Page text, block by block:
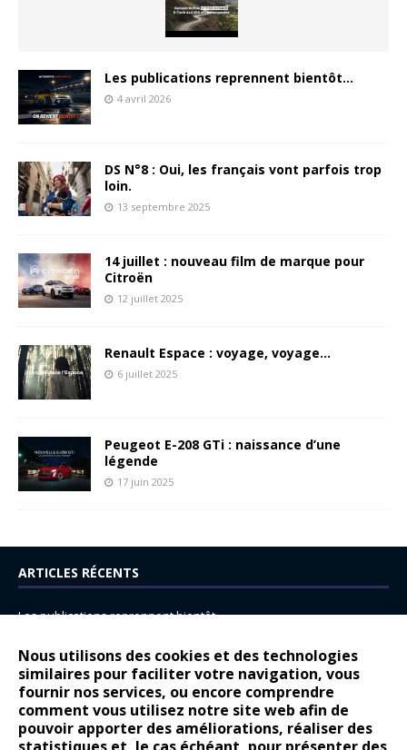
Nous utilisons des cookies et des technologies
similaires pour faciliter votre navigation, vous
fournir nos services, ou encore comprendre
comment vous utilisez notre site web afin de
pouvoir apporter des améliorations, réaliser des
Les publications reprennent bientôt…
4 avril 2026
DS N°8 : Oui, les français vont parfois trop
loin.
13 septembre 2025
14 juillet : nouveau film de marque pour
Citroën
12 juillet 2025
Renault Espace : voyage, voyage…
6 juillet 2025
Peugeot E-208 GTi : naissance d’une
légende
17 juin 2025
ARTICLES RÉCENTS
Les publications reprennent bientôt…
14 juillet : nouveau film de marque pour Citroën
Renault Espace : voyage, voyage…
Peugeot E-208 GTi : naissance d’une légende